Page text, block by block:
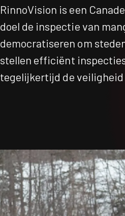
RinnoVision is een
doel de inspectie van
democratiseren om
stellen efficiënt
tegelijkertijd de veiligheid